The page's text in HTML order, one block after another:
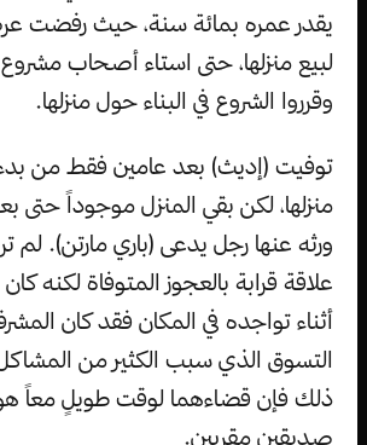
يقدر عمره بمائة سنة، حيث رفضت
لبيع منزلها، حتى استاء أصحاب
وقرروا الشروع في البناء حول منزلها.
توفيت (إديث) بعد عامين فقط من
منزلها، لكن بقي المنزل موجوداً حتى
ورثه عنها رجل يدعى (باري مارتن). لم
علاقة قرابة بالعجوز المتوفاة لكنه كان
أثناء تواجده في المكان فقد كان
التسوق الذي سبب الكثير من
ذلك فإن قضاءهما لوقت طويلٍ معاً
صديقين مقربين.